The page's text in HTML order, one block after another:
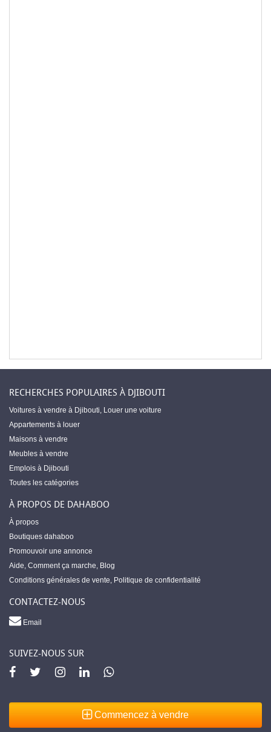
RECHERCHES POPULAIRES À DJIBOUTI
Voitures à vendre à Djibouti, Louer une voiture
Appartements à louer
Maisons à vendre
Meubles à vendre
Emplois à Djibouti
Toutes les catégories
À PROPOS DE DAHABOO
À propos
Boutiques dahaboo
Promouvoir une annonce
Aide, Comment ça marche, Blog
Conditions générales de vente, Politique de confidentialité
CONTACTEZ-NOUS
Email
SUIVEZ-NOUS SUR
Commencez à vendre